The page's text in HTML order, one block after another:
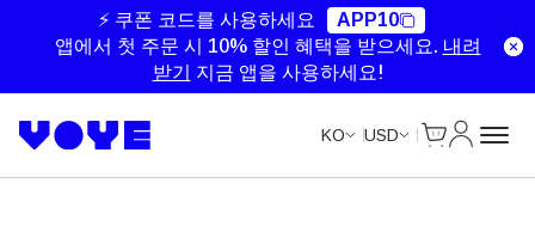
⚡ 쿠폰 코드를 사용하세요
APP10
앱에서 첫 주문 시 10% 할인 혜택을 받으세요. 내려
받기
지금 앱을 사용하세요!
KO USD
Unlimited Data
Unlimited Data
Unlimited Data
Unlimited Data